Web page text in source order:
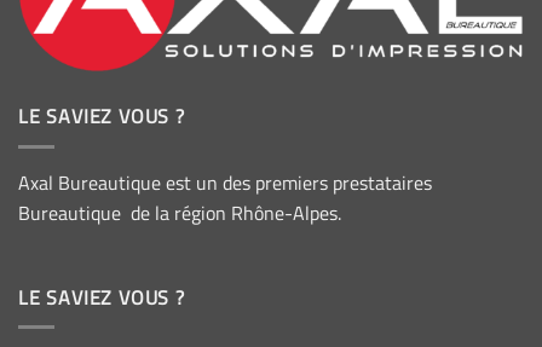
LE SAVIEZ VOUS ?
Axal Bureautique est un des premiers prestataires
Bureautique de la région Rhône-Alpes.
LE SAVIEZ VOUS ?